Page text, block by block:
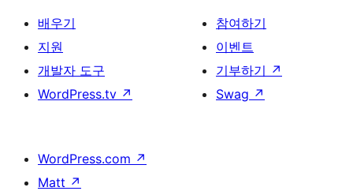
배우기
지원
개발자 도구
WordPress.tv ↗
참여하기
이벤트
기부하기 ↗
Swag ↗
WordPress.com ↗
Matt ↗